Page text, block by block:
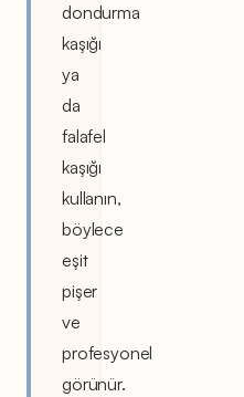
dondurma
kaşığı
ya
da
falafel
kaşığı
kullanın,
böylece
eşit
pişer
ve
profesyonel
görünür.